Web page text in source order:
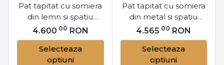
Pat tapitat cu somiera
din lemn si spatiu
pentru depozitare,
160x200 cm, Lamica
L161, Eltap
4.600 00 RON
Selecteaza
optiuni
Pat tapitat cu somiera
din metal si spatiu
pentru depozitare,
200x200 cm, Caramel
M202, Eltap
4.565 00 RON
Selecteaza
optiuni